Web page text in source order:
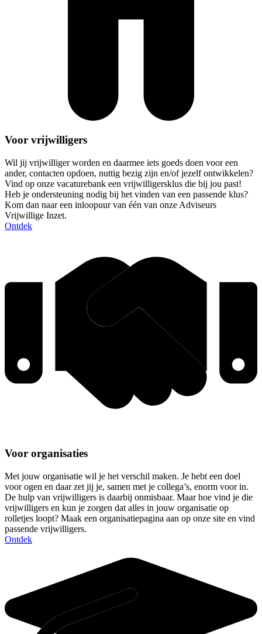
Voor vrijwilligers
Wil jij vrijwilliger worden en daarmee iets goeds doen voor een
ander, contacten opdoen, nuttig bezig zijn en/of jezelf ontwikkelen?
Vind op onze vacaturebank een vrijwilligersklus die bij jou past!
Heb je ondersteuning nodig bij het vinden van een passende klus?
Kom dan naar een inloopuur van één van onze Adviseurs
Vrijwillige Inzet.
Ontdek
Voor organisaties
Met jouw organisatie wil je het verschil maken. Je hebt een doel
voor ogen en daar zet jij je, samen met je collega’s, enorm voor in.
De hulp van vrijwilligers is daarbij onmisbaar. Maar hoe vind je die
vrijwilligers en kun je zorgen dat alles in jouw organisatie op
rolletjes loopt? Maak een organisatiepagina aan op onze site en vind
passende vrijwilligers.
Ontdek